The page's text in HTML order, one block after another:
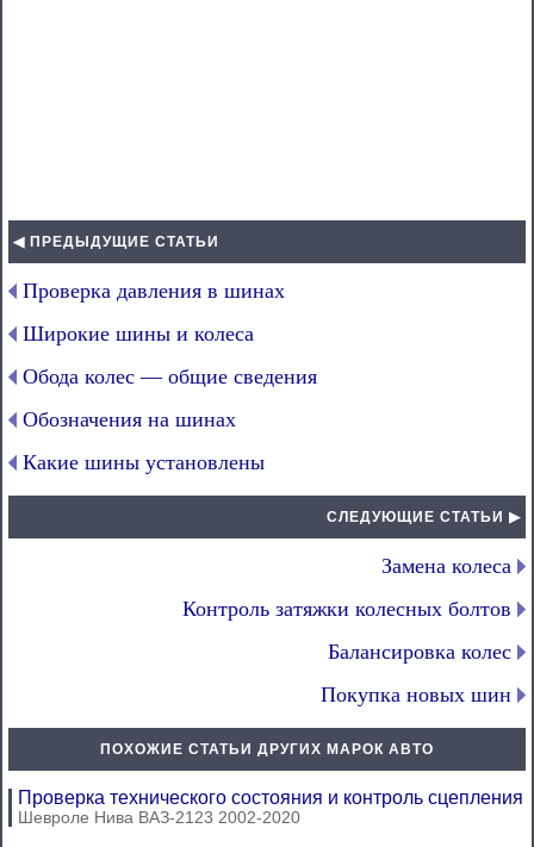
◀ ПРЕДЫДУЩИЕ СТАТЬИ
Проверка давления в шинах
Широкие шины и колеса
Обода колес — общие сведения
Обозначения на шинах
Какие шины установлены
СЛЕДУЮЩИЕ СТАТЬИ ▶
Замена колеса
Контроль затяжки колесных болтов
Балансировка колес
Покупка новых шин
ПОХОЖИЕ СТАТЬИ ДРУГИХ МАРОК АВТО
Проверка технического состояния и контроль сцепления
Шевроле Нива ВАЗ-2123 2002-2020